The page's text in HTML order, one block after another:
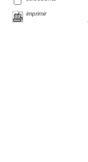
imprimir